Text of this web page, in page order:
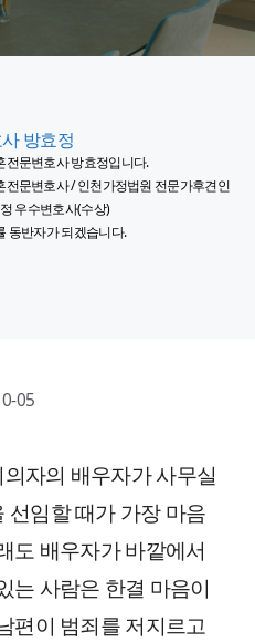
방효정
전문변호사 방효정입니다.
전문변호사 / 인천가정법원 전문가후견인
우수변호사(수상)
동반자가 되겠습니다.
05
자의 배우자가 사무실
선임할 때가 가장 마음
도 배우자가 바깥에서
는 사람은 한결 마음이
편이 범죄를 저지르고